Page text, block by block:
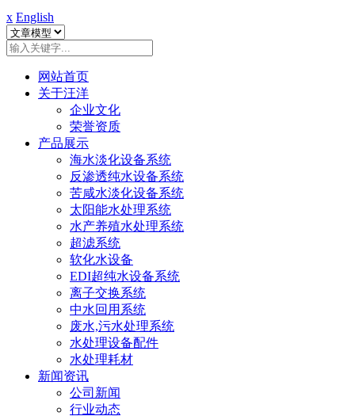
x English
网站首页
关于汪洋
企业文化
荣誉资质
产品展示
海水淡化设备系统
反渗透纯水设备系统
苦咸水淡化设备系统
太阳能水处理系统
水产养殖水处理系统
超滤系统
软化水设备
EDI超纯水设备系统
离子交换系统
中水回用系统
废水,污水处理系统
水处理设备配件
水处理耗材
新闻资讯
公司新闻
行业动态